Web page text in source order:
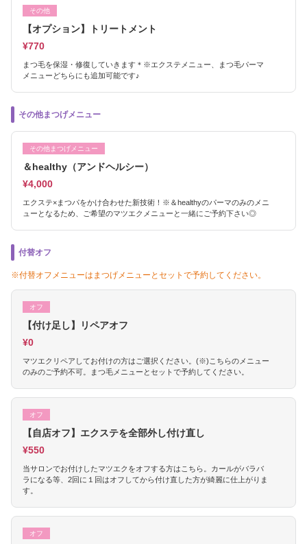
その他
【オプション】トリートメント
¥770
まつ毛を保湿・修復していきます＊※エクステメニュー、まつ毛パーマ
メニューどちらにも追加可能です♪
その他まつげメニュー
その他まつげメニュー
＆healthy（アンドヘルシー）
¥4,000
エクステ×まつパをかけ合わせた新技術！※＆healthyのパーマのみのメニ
ューとなるため、ご希望のマツエクメニューと一緒にご予約下さい◎
付替オフ
※付替オフメニューはまつげメニューとセットで予約してください。
オフ
【付け足し】リペアオフ
¥0
マツエクリペアしてお付けの方はご選択ください。(※)こちらのメニュー
のみのご予約不可。まつ毛メニューとセットで予約してください。
オフ
【自店オフ】エクステを全部外し付け直し
¥550
当サロンでお付けしたマツエクをオフする方はこちら。カールがバラバ
ラになる等、2回に１回はオフしてから付け直した方が綺麗に仕上がりま
す。
オフ